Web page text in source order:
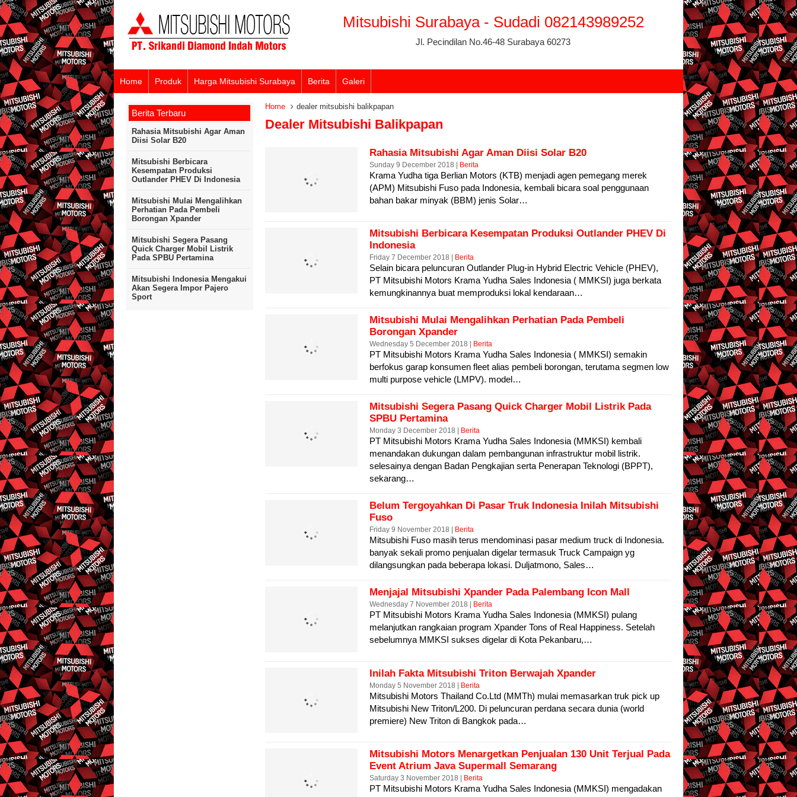
Mitsubishi Surabaya - Sudadi 082143989252
Jl. Pecindilan No.46-48 Surabaya 60273
Home Produk Harga Mitsubishi Surabaya Berita Galeri
Home dealer mitsubishi balikpapan
Dealer Mitsubishi Balikpapan
Rahasia Mitsubishi Agar Aman Diisi Solar B20
Sunday 9 December 2018 | Berita
Krama Yudha tiga Berlian Motors (KTB) menjadi agen pemegang merek
(APM) Mitsubishi Fuso pada Indonesia, kembali bicara soal penggunaan
bahan bakar minyak (BBM) jenis Solar…
Mitsubishi Berbicara Kesempatan Produksi Outlander PHEV Di
Indonesia
Friday 7 December 2018 | Berita
Selain bicara peluncuran Outlander Plug-in Hybrid Electric Vehicle (PHEV),
PT Mitsubishi Motors Krama Yudha Sales Indonesia ( MMKSI) juga berkata
kemungkinannya buat memproduksi lokal kendaraan…
Mitsubishi Mulai Mengalihkan Perhatian Pada Pembeli
Borongan Xpander
Wednesday 5 December 2018 | Berita
PT Mitsubishi Motors Krama Yudha Sales Indonesia ( MMKSI) semakin
berfokus garap konsumen fleet alias pembeli borongan, terutama segmen low
multi purpose vehicle (LMPV). model…
Mitsubishi Segera Pasang Quick Charger Mobil Listrik Pada
SPBU Pertamina
Monday 3 December 2018 | Berita
PT Mitsubishi Motors Krama Yudha Sales Indonesia (MMKSI) kembali
menandakan dukungan dalam pembangunan infrastruktur mobil listrik.
selesainya dengan Badan Pengkajian serta Penerapan Teknologi (BPPT),
sekarang…
Belum Tergoyahkan Di Pasar Truk Indonesia Inilah Mitsubishi
Fuso
Friday 9 November 2018 | Berita
Mitsubishi Fuso masih terus mendominasi pasar medium truck di Indonesia.
banyak sekali promo penjualan digelar termasuk Truck Campaign yg
dilangsungkan pada beberapa lokasi. Duljatmono, Sales…
Menjajal Mitsubishi Xpander Pada Palembang Icon Mall
Wednesday 7 November 2018 | Berita
PT Mitsubishi Motors Krama Yudha Sales Indonesia (MMKSI) pulang
melanjutkan rangkaian program Xpander Tons of Real Happiness. Setelah
sebelumnya MMKSI sukses digelar di Kota Pekanbaru,…
Inilah Fakta Mitsubishi Triton Berwajah Xpander
Monday 5 November 2018 | Berita
Mitsubishi Motors Thailand Co.Ltd (MMTh) mulai memasarkan truk pick up
Mitsubishi New Triton/L200. Di peluncuran perdana secara dunia (world
premiere) New Triton di Bangkok pada…
Mitsubishi Motors Menargetkan Penjualan 130 Unit Terjual Pada
Event Atrium Java Supermall Semarang
Saturday 3 November 2018 | Berita
PT Mitsubishi Motors Krama Yudha Sales Indonesia (MMKSI) mengadakan
Berita Terbaru
Rahasia Mitsubishi Agar Aman
Diisi Solar B20
Mitsubishi Berbicara
Kesempatan Produksi
Outlander PHEV Di Indonesia
Mitsubishi Mulai Mengalihkan
Perhatian Pada Pembeli
Borongan Xpander
Mitsubishi Segera Pasang
Quick Charger Mobil Listrik
Pada SPBU Pertamina
Mitsubishi Indonesia Mengakui
Akan Segera Impor Pajero
Sport